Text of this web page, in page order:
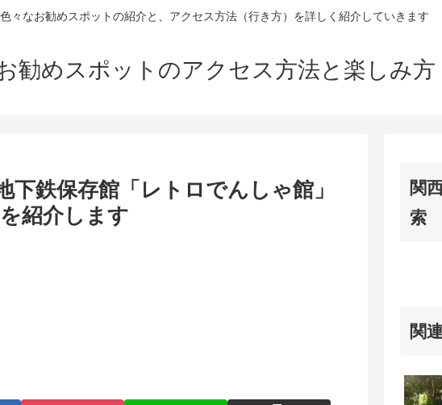
々なお勧めスポットの紹介と、アクセス方法（行き方）を詳しく紹介していきます
勧めスポットのアクセス方法と楽しみ方
鉄保存館「レトロでんしゃ館」
紹介します
関
索
関